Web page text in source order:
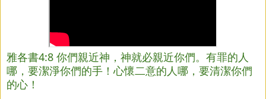
雅各書4:8 你們親近神，神就必親近你們。有罪的人
哪，要潔淨你們的手！心懷二意的人哪，要清潔你們
的心！